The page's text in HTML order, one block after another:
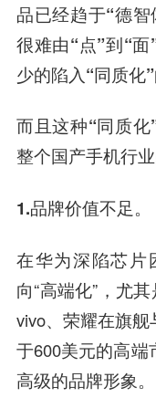
品已经趋于“德
很难由“点”到“
少的陷入“同质化
而且这种“同质
整个国产手机行业
1.品牌价值不足。
在华为深陷芯片
向“高端化”，尤
vivo、荣耀在旗
于600美元的高
高级的品牌形象。